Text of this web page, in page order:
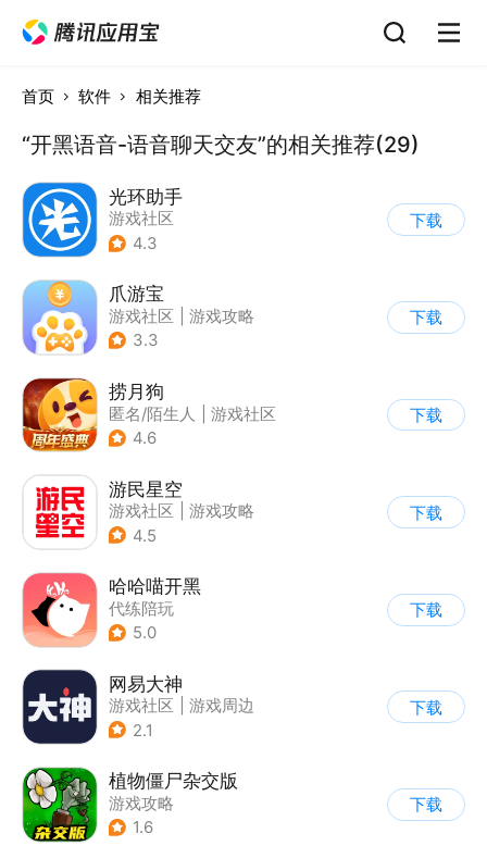
首页 软件 相关推荐
“开黑语音-语音聊天交友”的相关推荐(29)
光环助手
游戏社区
4.3
下载
爪游宝
游戏社区
游戏攻略
3.3
下载
捞月狗
匿名/陌生人
游戏社区
4.6
下载
游民星空
游戏社区
游戏攻略
4.5
下载
哈哈喵开黑
代练陪玩
5.0
下载
网易大神
游戏社区
游戏周边
2.1
下载
植物僵尸杂交版
游戏攻略
1.6
下载